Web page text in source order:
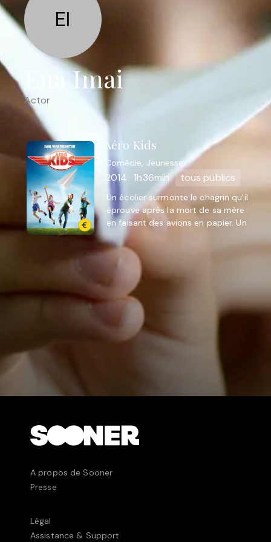
EI
Ena Imai
Actor
Aéro Kids
Comédie, Jeunesse
2014 1h36min tous publics
Un écolier surmonte le chagrin qu'il
éprouve après la mort de sa mère
en faisant des avions en papier. Un
passe-temps qu'il lui fera
atteindre le championnat ...
A propos de Sooner
Presse
Légal
Assistance & Support